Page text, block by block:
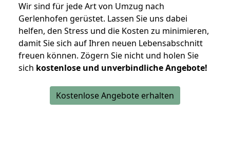
Wir sind für jede Art von Umzug nach
Gerlenhofen gerüstet. Lassen Sie uns dabei
helfen, den Stress und die Kosten zu minimieren,
damit Sie sich auf Ihren neuen Lebensabschnitt
freuen können. Zögern Sie nicht und holen Sie
sich kostenlose und unverbindliche Angebote!
Kostenlose Angebote erhalten